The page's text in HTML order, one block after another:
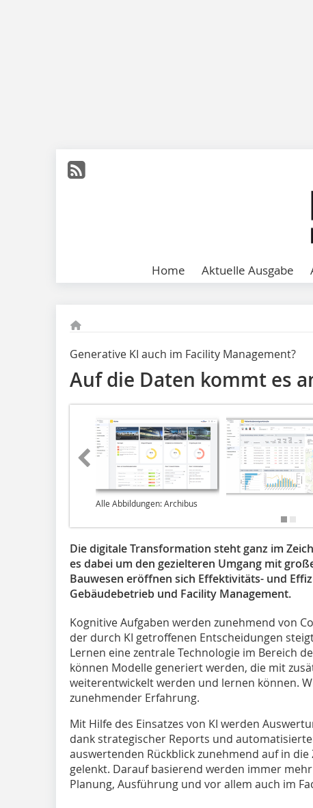
Home Aktuelle Ausgabe
Generative KI auch im Facility Management?
Auf die Daten kommt es
Alle Abbildungen: Archibus
Die digitale Transformation steht ganz im
es dabei um den gezielteren Umgang mit
Bauwesen eröffnen sich Effektivitäts- und
Gebäudebetrieb und Facility Management.
Kognitive Aufgaben werden zunehmend von
der durch KI getroffenen Entscheidungen
Lernen eine zentrale Technologie im Bereich
können Modelle generiert werden, die mit
weiterentwickelt werden und lernen können.
zunehmender Erfahrung.
Mit Hilfe des Einsatzes von KI werden
dank strategischer Reports und
auswertenden Rückblick zunehmend auf in
gelenkt. Darauf basierend werden immer
Planung, Ausführung und vor allem auch im